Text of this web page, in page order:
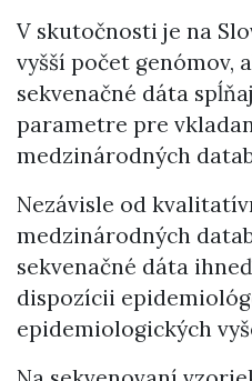
V skutočnosti je na
vyšší počet genómov,
sekvenačné dáta
parametre pre
medzinárodných
Nezávisle od
medzinárodných
sekvenačné dáta
dispozícii
epidemiologických